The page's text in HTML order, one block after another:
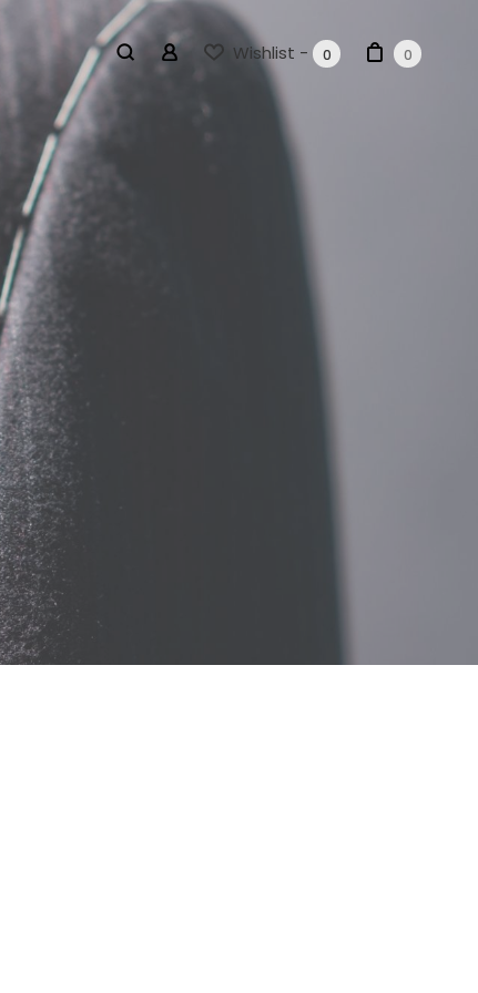
Wishlist - 0 0